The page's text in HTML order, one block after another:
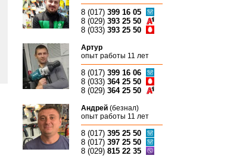
8 (017) 399 16 05
8 (029) 393 25 50
8 (033) 393 25 50
Артур
опыт работы 11 лет
8 (017) 399 16 06
8 (033) 364 25 50
8 (029) 364 25 50
Андрей (безнал)
опыт работы 11 лет
8 (017) 395 25 50
8 (017) 397 25 50
8 (029) 815 22 35